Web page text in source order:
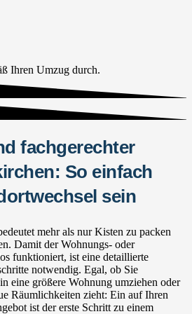
Ihren Umzug durch.
fachgerechter
So einfach
sein
mehr als nur Kisten zu packen
Damit der Wohnungs- oder
funktioniert, ist eine detaillierte
notwendig. Egal, ob Sie
eine größere Wohnung umziehen oder
Räumlichkeiten zieht: Ein auf Ihren
ist der erste Schritt zu einem